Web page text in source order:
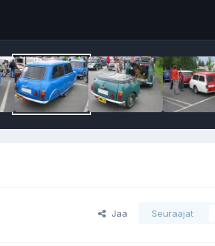
Jaa Seuraajat